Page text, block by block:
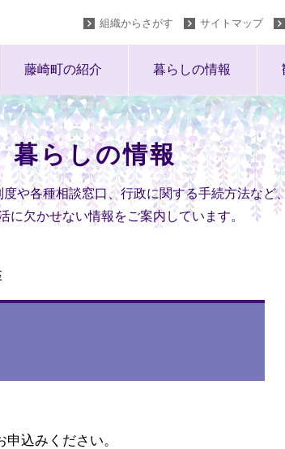
組織からさがす サイトマップ
藤崎町の紹介 暮らしの情報
暮らしの情報
や各種相談窓口、行政に関する手続方法など、
に欠かせない情報をご案内しています。
込みください。